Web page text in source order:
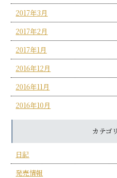
2017年3月
2017年2月
2017年1月
2016年12月
2016年11月
2016年10月
カテゴ
日記
発売情報